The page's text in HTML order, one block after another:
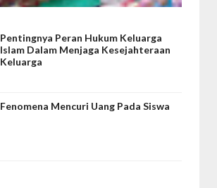
Pentingnya Peran Hukum Keluarga
Islam Dalam Menjaga Kesejahteraan
Keluarga
Fenomena Mencuri Uang Pada Siswa